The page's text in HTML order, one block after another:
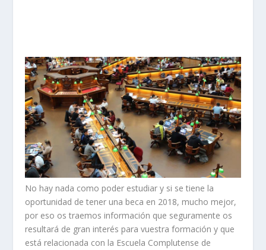
No hay nada como poder estudiar y si se tiene la
oportunidad de tener una beca en 2018, mucho mejor,
por eso os traemos información que seguramente os
resultará de gran interés para vuestra formación y que
está relacionada con la Escuela Complutense de